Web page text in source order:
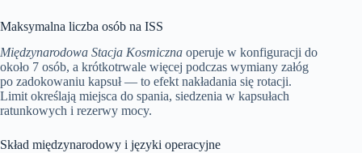
Maksymalna liczba osób na ISS
Międzynarodowa Stacja Kosmiczna operuje w konfiguracji do
około 7 osób, a krótkotrwale więcej podczas wymiany załóg
po zadokowaniu kapsuł — to efekt nakładania się rotacji.
Limit określają miejsca do spania, siedzenia w kapsułach
ratunkowych i rezerwy mocy.
Skład międzynarodowy i języki operacyjne